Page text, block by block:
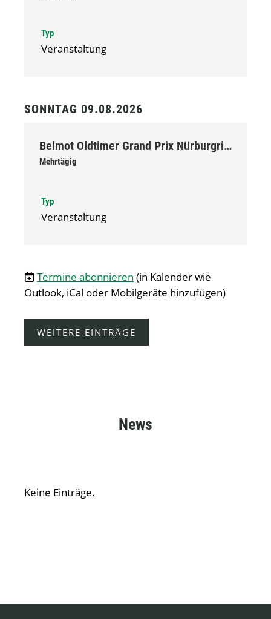
Typ
Veranstaltung
SONNTAG 09.08.2026
Belmot Oldtimer Grand Prix Nürburgring
Mehrtägig
Typ
Veranstaltung
Termine abonnieren (in Kalender wie
Outlook, iCal oder Mobilgeräte hinzufügen)
WEITERE EINTRÄGE
News
Keine Einträge.